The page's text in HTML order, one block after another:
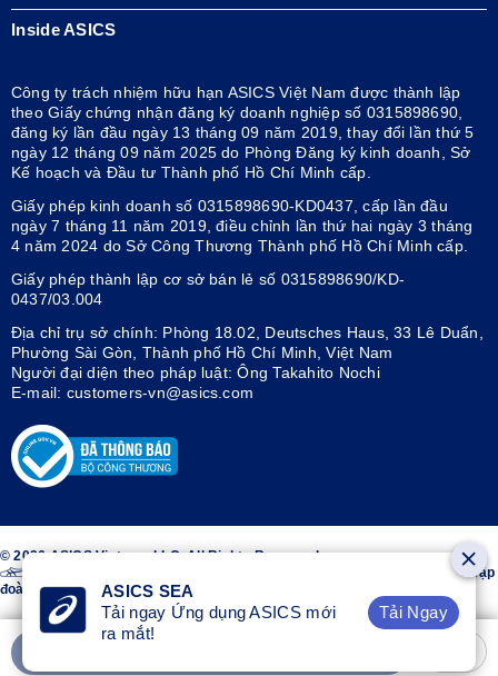
Inside ASICS
Công ty trách nhiệm hữu hạn ASICS Việt Nam được thành lập
theo Giấy chứng nhận đăng ký doanh nghiệp số 0315898690,
đăng ký lần đầu ngày 13 tháng 09 năm 2019, thay đổi lần thứ 5
ngày 12 tháng 09 năm 2025 do Phòng Đăng ký kinh doanh, Sở
Kế hoạch và Đầu tư Thành phố Hồ Chí Minh cấp.
Giấy phép kinh doanh số 0315898690-KD0437, cấp lần đầu
ngày 7 tháng 11 năm 2019, điều chỉnh lần thứ hai ngày 3 tháng
4 năm 2024 do Sở Công Thương Thành phố Hồ Chí Minh cấp.
Giấy phép thành lập cơ sở bán lẻ số 0315898690/KD-
0437/03.004
Địa chỉ trụ sở chính: Phòng 18.02, Deutsches Haus, 33 Lê Duẩn,
Phường Sài Gòn, Thành phố Hồ Chí Minh, Việt Nam
Người đại diện theo pháp luật: Ông Takahito Nochi
E-mail: customers-vn@asics.com
© 2026 ASICS Vietnam LLC. All Rights Reserved.
Thiết kế sọc trên hai bên giày ASICS® là nhãn hiệu đã đăng ký của Tập
đoàn ASICS.
ASICS SEA
Tải ngay Ứng dụng ASICS mới
ra mắt!
Tải Ngay